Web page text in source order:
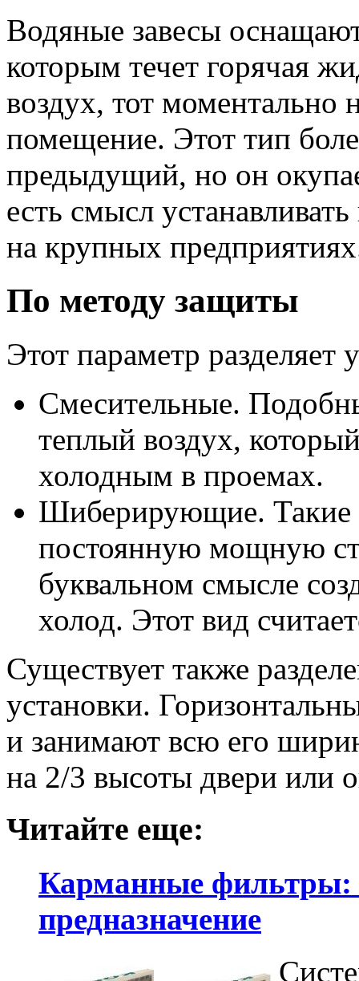
Водяные завесы
которым течет горячая
воздух, тот моментально
помещение. Этот тип
предыдущий, но он
есть смысл
на крупных
По методу защиты
Этот параметр разделяет
Смесительные.
теплый воздух,
холодным в проемах.
Шиберирующие. Такие
постоянную мощную
буквальном смысле
холод. Этот вид
Существует также
установки.
и занимают всю его
на 2/3 высоты двери или
Читайте еще:
Карманные фильтры:
предназначение